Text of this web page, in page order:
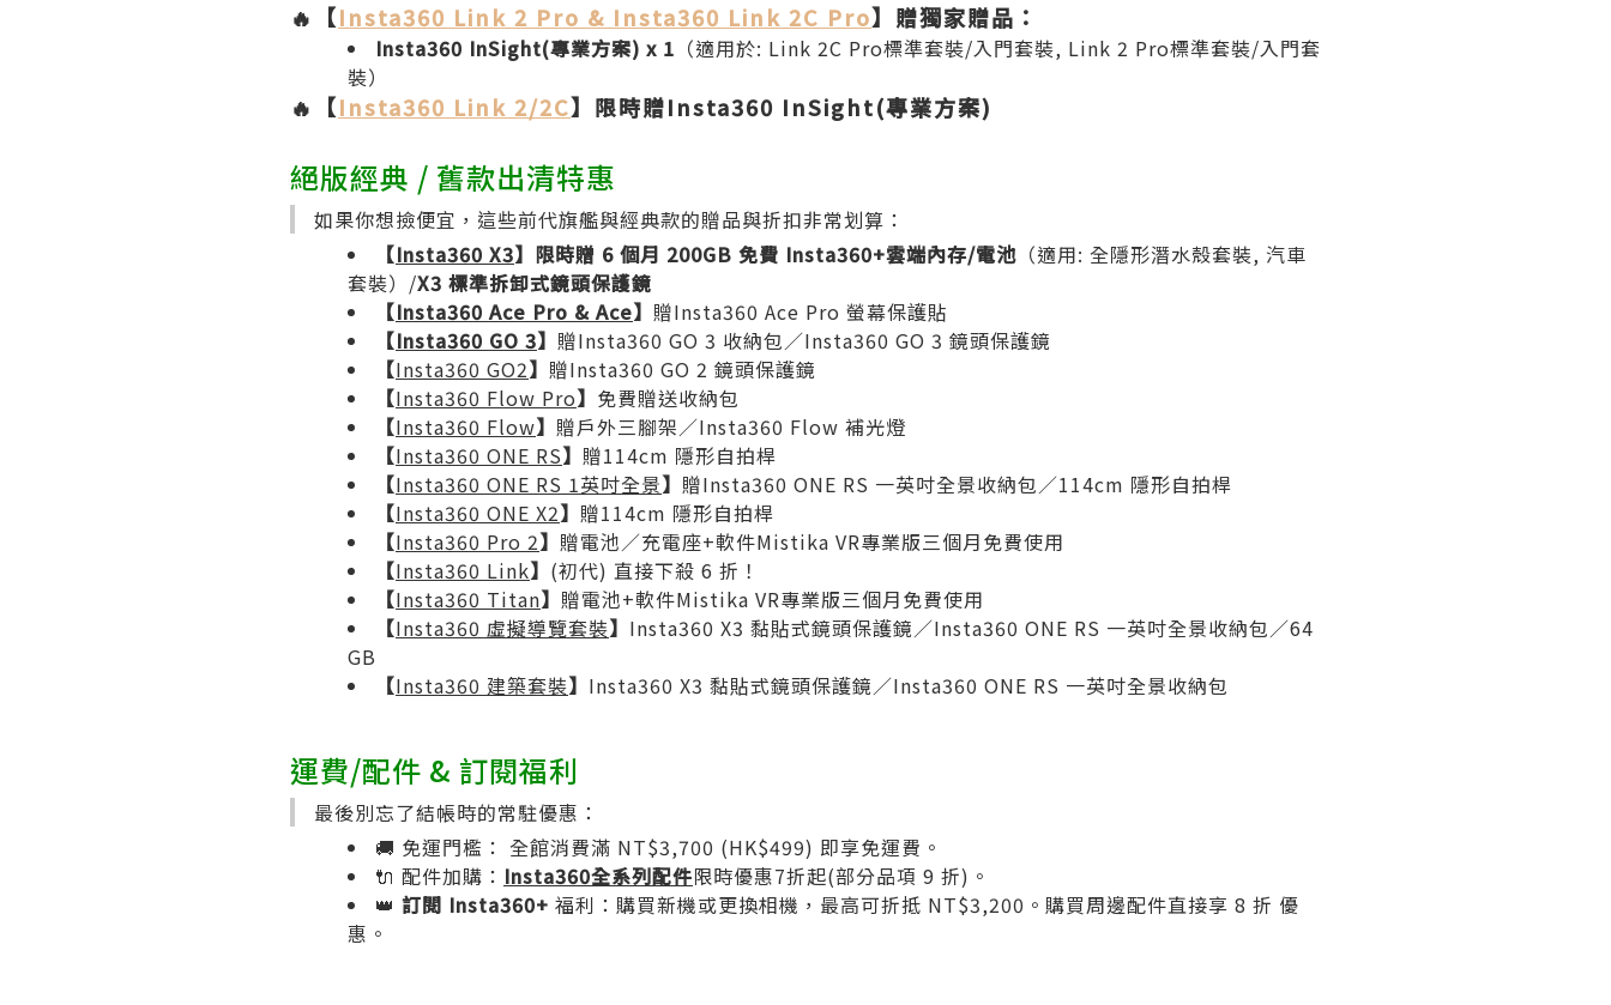
🔥【Insta360 Link 2 Pro & Insta360 Link 2C Pro】贈獨家贈品：
Insta360 InSight(專業方案) x 1 （適用於: Link 2C Pro標準套裝/入門套裝, Link 2 Pro標準套裝/入門套
裝）
🔥【Insta360 Link 2/2C】限時贈Insta360 InSight(專業方案)
絕版經典 / 舊款出清特惠
如果你想撿便宜，這些前代旗艦與經典款的贈品與折扣非常划算：
【Insta360 X3】限時贈 6 個月 200GB 免費 Insta360+雲端內存/電池 （適用: 全隱形潛水殼套裝, 汽車
套裝）/X3 標準拆卸式鏡頭保護鏡
【Insta360 Ace Pro & Ace】 贈Insta360 Ace Pro 螢幕保護貼
【Insta360 GO 3】 贈Insta360 GO 3 收納包／Insta360 GO 3 鏡頭保護鏡
【Insta360 GO2】 贈Insta360 GO 2 鏡頭保護鏡
【Insta360 Flow Pro】 免費贈送收納包
【Insta360 Flow】 贈戶外三腳架／Insta360 Flow 補光燈
【Insta360 ONE RS】 贈114cm 隱形自拍桿
【Insta360 ONE RS 1英吋全景】 贈Insta360 ONE RS 一英吋全景收納包／114cm 隱形自拍桿
【Insta360 ONE X2】 贈114cm 隱形自拍桿
【Insta360 Pro 2】 贈電池／充電座+軟件Mistika VR專業版三個月免費使用
【Insta360 Link】 (初代) 直接下殺 6 折！
【Insta360 Titan】 贈電池+軟件Mistika VR專業版三個月免費使用
【Insta360 虛擬導覽套裝】 Insta360 X3 黏貼式鏡頭保護鏡／Insta360 ONE RS 一英吋全景收納包／64
GB
【Insta360 建築套裝】 Insta360 X3 黏貼式鏡頭保護鏡／Insta360 ONE RS 一英吋全景收納包
運費/配件 & 訂閱福利
最後別忘了結帳時的常駐優惠：
🚚 免運門檻： 全館消費滿 NT$3,700 (HK$499) 即享免運費。
🔌 配件加購： Insta360​全系列配件限時優惠7折起(部分品項 9 折)。
👑 訂閱 Insta360+ 福利：購買新機或更換相機，最高可折抵 NT$3,200。購買周邊配件直接享 8 折 優
惠。